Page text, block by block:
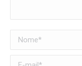
Nome *
E-mail *